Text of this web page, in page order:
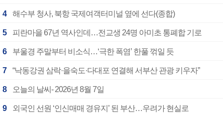
4 해수부 청사, 북항 국제여객터미널 옆에 선다(종합)
5 피란마을 67년 역사인데…전교생 24명 아미초 통폐합 기로
6 부울경 주말부터 비소식…‘극한 폭염’ 한풀 꺾일 듯
7 “낙동강권 삼락·을숙도·다대포 연결해 서부산 관광 키우자”
8 오늘의 날씨- 2026년 8월 7일
9 외국인 선원 ‘인신매매 경유지’ 된 부산…우려가 현실로